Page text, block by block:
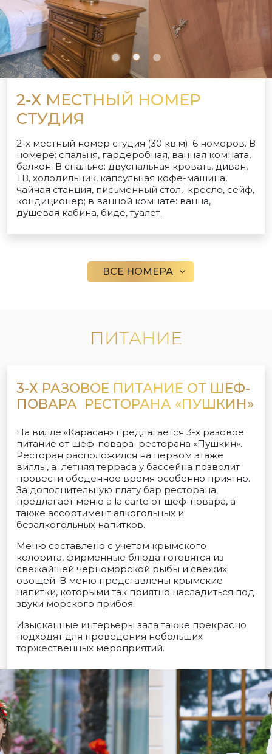
2-Х МЕСТНЫЙ НОМЕР
СТУДИЯ
2-х местный номер студия (30 кв.м). 6 номеров. В
номере: спальня, гардеробная, ванная комната,
балкон. В спальне: двуспальная кровать, диван,
ТВ, холодильник, капсульная кофе-машина,
чайная станция, письменный стол, кресло, сейф,
кондиционер; в ванной комнате: ванна,
душевая кабина, биде, туалет.
ВСЕ НОМЕРА
ПИТАНИЕ
3-Х РАЗОВОЕ ПИТАНИЕ ОТ ШЕФ-
ПОВАРА РЕСТОРАНА «ПУШКИН»
На вилле «Карасан» предлагается 3-х разовое
питание от шеф-повара ресторана «Пушкин».
Ресторан расположился на первом этаже
виллы, а летняя терраса у бассейна позволит
провести обеденное время особенно приятно.
За дополнительную плату бар ресторана
предлагает меню a la carte от шеф-повара, а
также ассортимент алкогольных и
безалкогольных напитков.
Меню составлено с учетом крымского
колорита, фирменные блюда готовятся из
свежайшей черноморской рыбы и свежих
овощей. В меню представлены крымские
напитки, которыми так приятно насладиться под
звуки морского прибоя.
Изысканные интерьеры зала также прекрасно
подходят для проведения небольших
торжественных мероприятий.